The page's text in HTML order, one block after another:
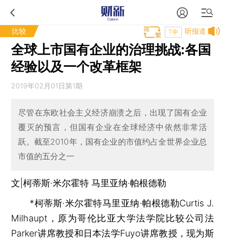
比较 听报道
T中
全球上市国有企业的治理挑战:各国
经验以及一个改革框架
2019年02月01日第1期
尽管在东欧社会主义经济崩溃之后，出现了国有企业
覆灭的预言，但国有企业在全球经济中依然非常活
跃。截至2010年，国有企业的市值约占全世界企业总
市值的五分之一
文|柯蒂斯·米尔霍特 马里亚纳·帕根德勒
*柯蒂斯·米尔霍特马里亚纳·帕根德勒Curtis J.
Milhaupt，原为哥伦比亚大学法学院比较公司法
Parker讲席教授和日本法学Fuyo讲席教授，现为斯